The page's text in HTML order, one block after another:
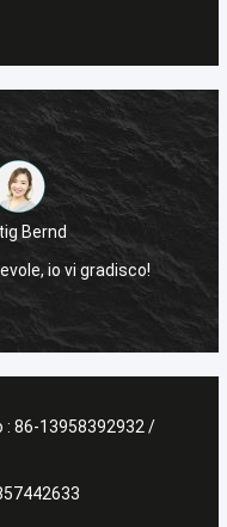
Bernd
io vi gradisco!
: 86-13958392932 /